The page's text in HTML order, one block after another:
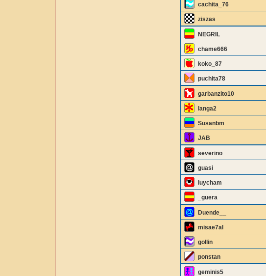
cachita_76
ziszas
NEGRIL
chame666
koko_87
puchita78
garbanzito10
langa2
Susanbm
JAB
severino
guasi
luycham
_guera
Duende__
misae7al
gollin
ponstan
geminis5